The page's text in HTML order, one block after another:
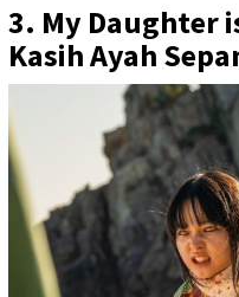
3. My Daughter
Kasih Ayah